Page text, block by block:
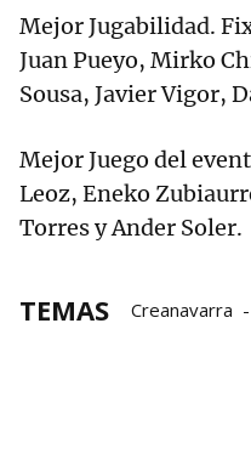
Mejor Jugabilidad.
Juan Pueyo, Mirko
Sousa, Javier Vigor,
Mejor Juego del
Leoz, Eneko
Torres y Ander Soler.
TEMAS Creanavarra